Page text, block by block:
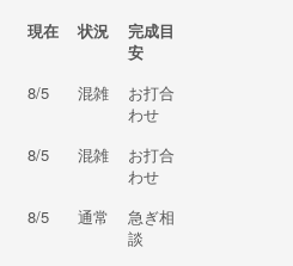
現在 状況
完成目
安
8/5 混雑
お打合
わせ
8/5 混雑
お打合
わせ
8/5 通常
急ぎ相
談